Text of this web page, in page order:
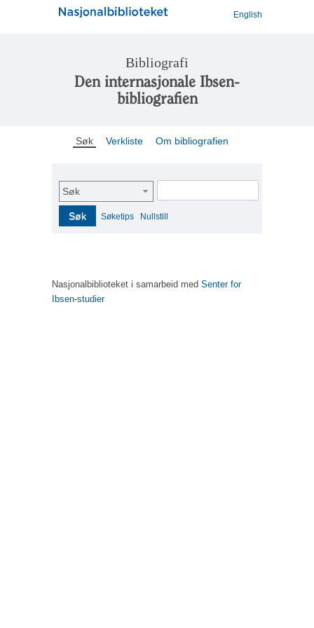
English
Bibliografi
Den internasjonale Ibsen-
bibliografien
Søk Verkliste Om bibliografien
Søk
Søk Søketips Nullstill
Nasjonalbiblioteket i samarbeid med Senter for
Ibsen-studier